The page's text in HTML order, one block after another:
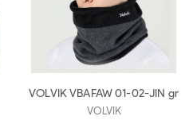
VOLVIK VBAFAW 01-02-JIN gr
VOLVIK